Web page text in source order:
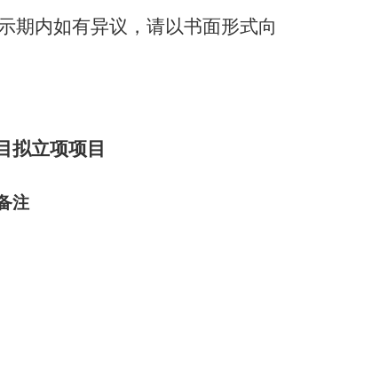
期内如有异议，请以书面形式向
拟立项项目
注